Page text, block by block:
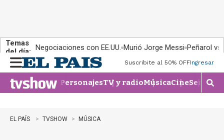
Temas
del día: Negociaciones con EE.UU. Murió Jorge Messi Peñarol
n
u
Suscribite al 50% OFFIngresar
PersonajesTV y radioMúsicaCineSeries
M
o
EL PAÍS TVSHOW MÚSICA